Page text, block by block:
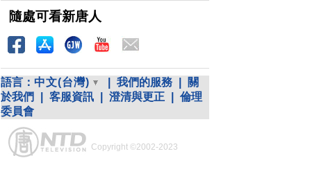
隨處可看新唐人
語言： 中文(台灣) 我們的服務
關
於我們
客服資訊 澄清與更正
倫理
委員會
Copyright ©2002-2023